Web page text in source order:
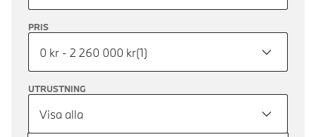
PRIS
0 kr - 2 260 000 kr(1)
UTRUSTNING
Visa alla